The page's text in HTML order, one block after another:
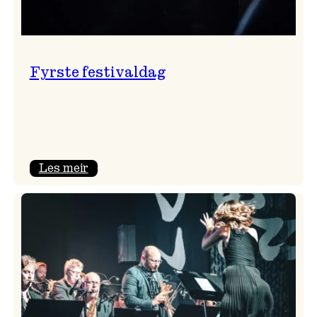
Fyrste festivaldag
Les meir: